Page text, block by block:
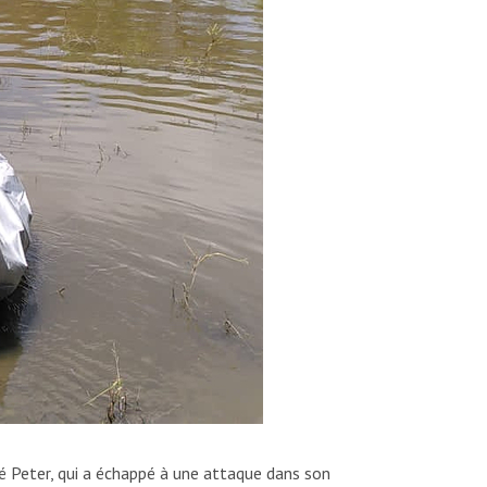
qui a échappé à une attaque dans son